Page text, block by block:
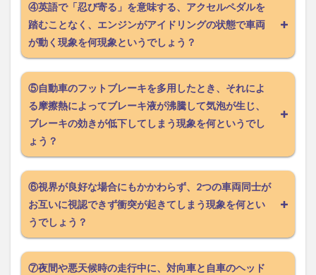
④英語で「忍び寄る」を意味する、アクセルペダルを
踏むことなく、エンジンがアイドリングの状態で車両
が動く現象を何現象というでしょう？
⑤自動車のフットブレーキを多用したとき、それによ
る摩擦熱によってブレーキ液が沸騰して気泡が生じ、
ブレーキの効きが低下してしまう現象を何というでし
ょう？
⑥視界が良好な場合にもかかわらず、2つの車両同士が
お互いに視認できず衝突が起きてしまう現象を何とい
うでしょう？
⑦夜間や悪天候時の走行中に、対向車と自車のヘッド